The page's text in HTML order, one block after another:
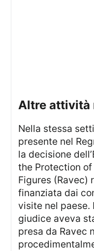
altre
Nella stessa settimana, Harry è stato
presente nel
la decisione
the Protection
Figures (Ravec)
finanziata dai
visite nel paese.
giudice aveva
presa da Ravec